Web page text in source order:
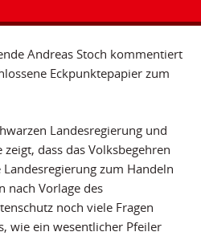
Andreas Stoch kommentiert
Eckpunktepapier zum
Landesregierung und
dass das Volksbegehren
zum Handeln
nach Vorlage des
noch viele Fragen
wie ein wesentlicher Pfeiler